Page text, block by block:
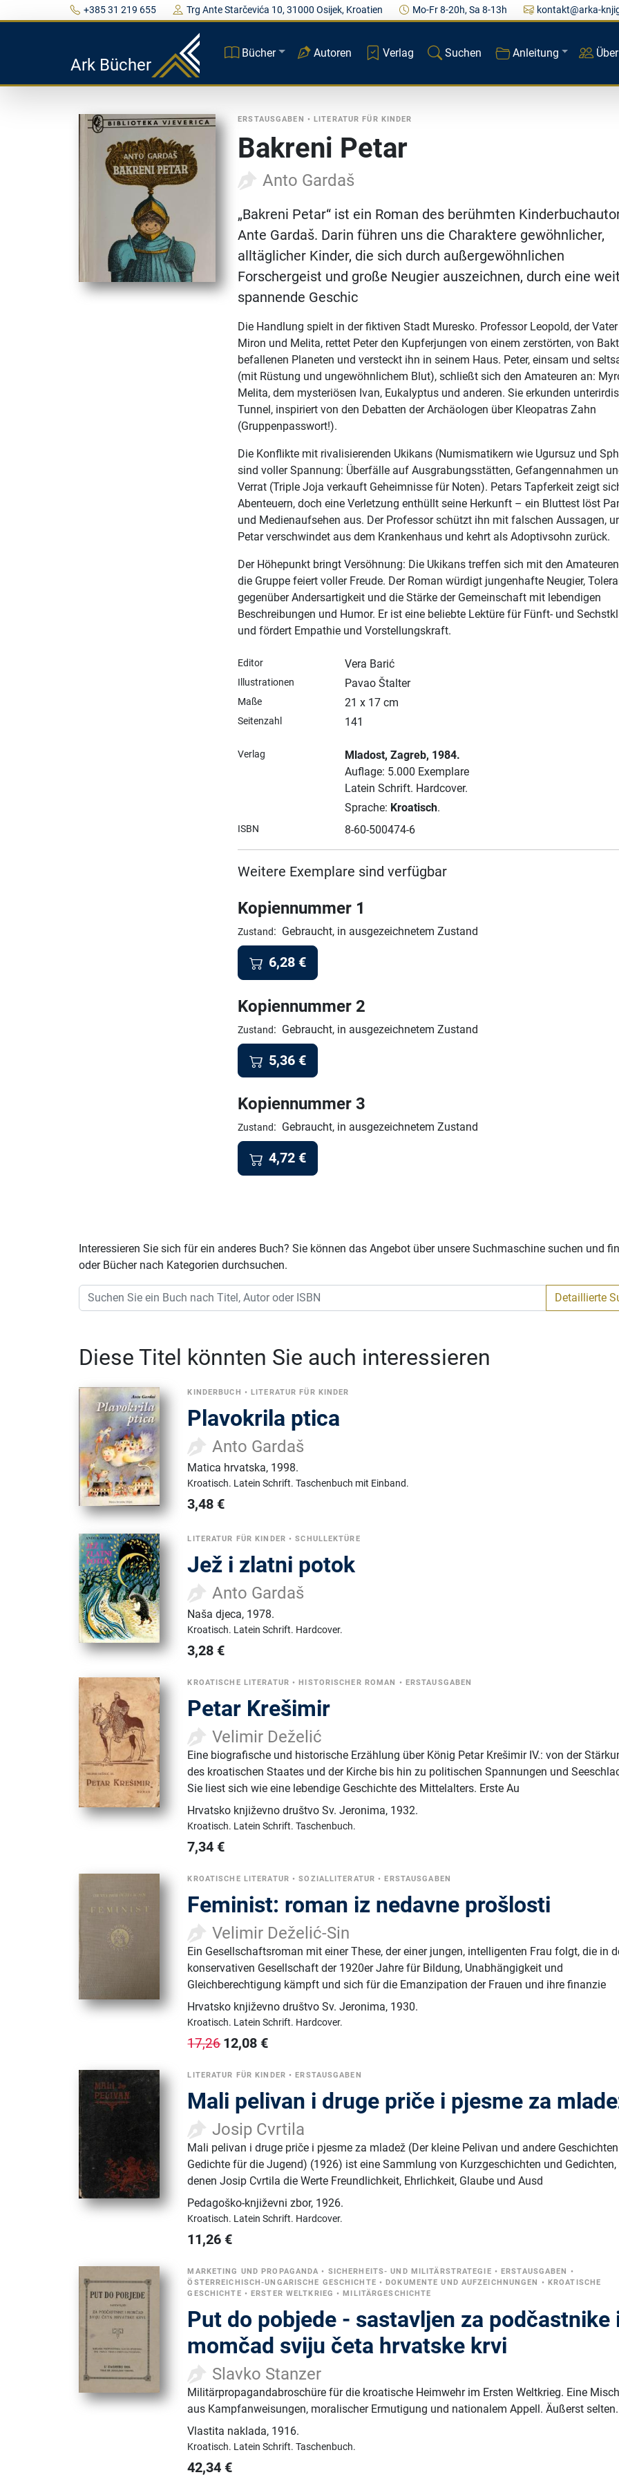
+385 31 219 655 Trg Ante Starčevića 10, 31000 Osijek, Kroatien Mo-Fr 8-20h, Sa 8-13h kontakt@arka-
Ark Bücher
Bücher Autoren Verlag Suchen Anleitung
ERSTAUSGABEN •LITERATUR FÜR KINDER
Bakreni Petar
Anto Gardaš
„Bakreni Petar“ ist ein Roman des berühmten
Ante Gardaš. Darin führen uns die Charaktere gewöhnlicher,
alltäglicher Kinder, die sich durch außergewöhnlichen
Forschergeist und große Neugier auszeichnen, durch eine
spannende Geschic
Die Handlung spielt in der fiktiven Stadt Muresko. Professor Leopold, der
Miron und Melita, rettet Peter den Kupferjungen von einem zerstörten, von
befallenen Planeten und versteckt ihn in seinem Haus. Peter, einsam und
(mit Rüstung und ungewöhnlichem Blut), schließt sich den Amateuren an:
Melita, dem mysteriösen Ivan, Eukalyptus und anderen. Sie erkunden
Tunnel, inspiriert von den Debatten der Archäologen über Kleopatras Zahn
(Gruppenpasswort!).
Die Konflikte mit rivalisierenden Ukikans (Numismatikern wie Ugursuz und
sind voller Spannung: Überfälle auf Ausgrabungsstätten, Gefangennahmen
Verrat (Triple Joja verkauft Geheimnisse für Noten). Petars Tapferkeit zeigt
Abenteuern, doch eine Verletzung enthüllt seine Herkunft – ein Bluttest löst
und Medienaufsehen aus. Der Professor schützt ihn mit falschen Aussagen,
Petar verschwindet aus dem Krankenhaus und kehrt als Adoptivsohn zurück.
Der Höhepunkt bringt Versöhnung: Die Ukikans treffen sich mit den
die Gruppe feiert voller Freude. Der Roman würdigt jungenhafte Neugier,
gegenüber Andersartigkeit und die Stärke der Gemeinschaft mit lebendigen
Beschreibungen und Humor. Er ist eine beliebte Lektüre für Fünft- und
und fördert Empathie und Vorstellungskraft.
Editor Vera Barić
Illustrationen Pavao Štalter
Maße 21 x 17 cm
Seitenzahl 141
Verlag Mladost, Zagreb, 1984.
Auflage: 5.000 Exemplare
Latein Schrift. Hardcover.
Sprache: Kroatisch.
ISBN 8-60-500474-6
Weitere Exemplare sind verfügbar
Kopiennummer 1
Zustand: Gebraucht, in ausgezeichnetem Zustand
6,28 €
Kopiennummer 2
Zustand: Gebraucht, in ausgezeichnetem Zustand
5,36 €
Kopiennummer 3
Zustand: Gebraucht, in ausgezeichnetem Zustand
4,72 €
Interessieren Sie sich für ein anderes Buch? Sie können das Angebot über unsere Suchmaschine suchen und
oder Bücher nach Kategorien durchsuchen.
Detaillierte
Diese Titel könnten Sie auch interessieren
KINDERBUCH • LITERATUR FÜR KINDER
Plavokrila ptica
Anto Gardaš
Matica hrvatska, 1998.
Kroatisch. Latein Schrift.Taschenbuch mit Einband.
3,48 €
LITERATUR FÜR KINDER •SCHULLEKTÜRE
Jež i zlatni potok
Anto Gardaš
Naša djeca, 1978.
Kroatisch. Latein Schrift. Hardcover.
3,28 €
KROATISCHE LITERATUR • HISTORISCHER ROMAN • ERSTAUSGABEN
Petar Krešimir
Velimir Deželić
Eine biografische und historische Erzählung über König Petar Krešimir IV.: von der
des kroatischen Staates und der Kirche bis hin zu politischen Spannungen und
Sie liest sich wie eine lebendige Geschichte des Mittelalters. Erste Au
Hrvatsko književno društvo Sv. Jeronima, 1932.
Kroatisch. Latein Schrift.Taschenbuch.
7,34 €
KROATISCHE LITERATUR •SOZIALLITERATUR • ERSTAUSGABEN
Feminist: roman iz nedavne prošlosti
Velimir Deželić-Sin
Ein Gesellschaftsroman mit einer These, der einer jungen, intelligenten Frau folgt, die in
konservativen Gesellschaft der 1920er Jahre für Bildung, Unabhängigkeit und
Gleichberechtigung kämpft und sich für die Emanzipation der Frauen und ihre finanzie
Hrvatsko književno društvo Sv. Jeronima, 1930.
Kroatisch. Latein Schrift. Hardcover.
17,2612,08 €
LITERATUR FÜR KINDER • ERSTAUSGABEN
Mali pelivan i druge priče i pjesme za
Josip Cvrtila
Mali pelivan i druge priče i pjesme za mladež (Der kleine Pelivan und andere
Gedichte für die Jugend) (1926) ist eine Sammlung von Kurzgeschichten und Gedichten,
denen Josip Cvrtila die Werte Freundlichkeit, Ehrlichkeit, Glaube und Ausd
Pedagoško-književni zbor, 1926.
Kroatisch. Latein Schrift. Hardcover.
11,26 €
MARKETING UND PROPAGANDA • SICHERHEITS- UND MILITÄRSTRATEGIE • ERSTAUSGABEN
•
ÖSTERREICHISCH-UNGARISCHE GESCHICHTE • DOKUMENTE UND AUFZEICHNUNGEN • KROATISCHE
GESCHICHTE • ERSTER WELTKRIEG • MILITÄRGESCHICHTE
Put do pobjede - sastavljen za podčastnike
momčad sviju četa hrvatske krvi
Slavko Stanzer
Militärpropagandabroschüre für die kroatische Heimwehr im Ersten Weltkrieg. Eine
aus Kampfanweisungen, moralischer Ermutigung und nationalem Appell. Äußerst selten.
Vlastita naklada, 1916.
Kroatisch. Latein Schrift.Taschenbuch.
42,34 €